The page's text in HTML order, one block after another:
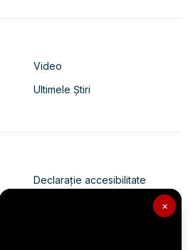
×
Video
Ultimele Știri
Declarație accesibilitate
Politica de confidențialitate